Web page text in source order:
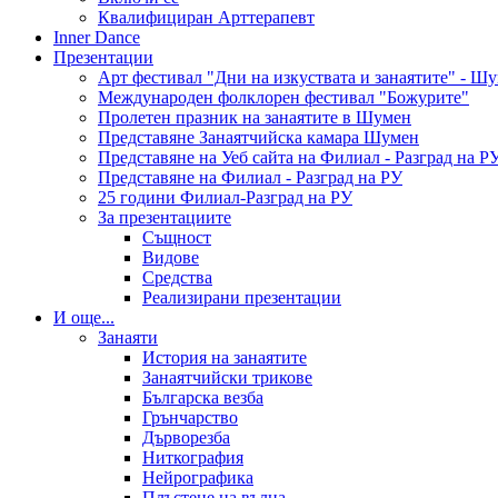
Квалифициран Арттерапевт
Inner Dance
Презентации
Арт фестивал "Дни на изкуствата и занаятите" -
Международен фолклорен фестивал "Божурите"
Пролетен празник на занаятите в Шумен
Представяне Занаятчийска камара Шумен
Представяне на Уеб сайта на Филиал - Разград на
Представяне на Филиал - Разград на РУ
25 години Филиал-Разград на РУ
За презентациите
Същност
Видове
Средства
Реализирани презентации
И още...
Занаяти
История на занаятите
Занаятчийски трикове
Българска везба
Грънчарство
Дърворезба
Ниткография
Нейрографика